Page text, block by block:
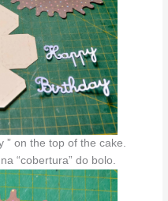
” on the top of the cake.
“cobertura” do bolo.